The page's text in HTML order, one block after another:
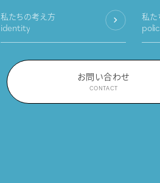
私たちの考え方
identity
私た
お問い合わせ
CONTACT